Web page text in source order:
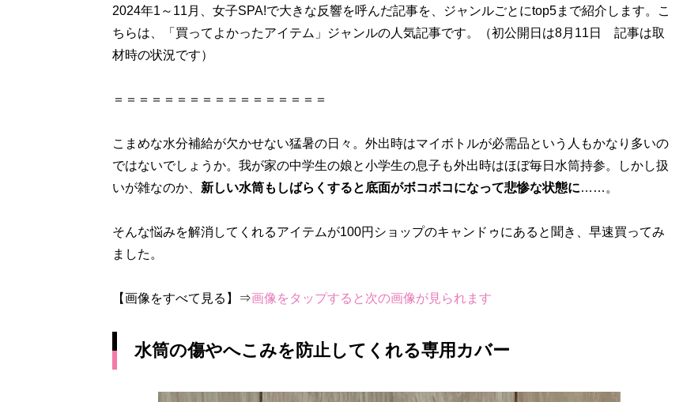
2024年1～11月、女子SPA!で大きな反響を呼んだ記事を、ジャンルごとにtop5まで紹介します。こ
ちらは、「買ってよかったアイテム」ジャンルの人気記事です。（初公開日は8月11日 記事は取
材時の状況です）
＝＝＝＝＝＝＝＝＝＝＝＝＝＝＝＝＝
こまめな水分補給が欠かせない猛暑の日々。外出時はマイボトルが必需品という人もかなり多いの
ではないでしょうか。我が家の中学生の娘と小学生の息子も外出時はほぼ毎日水筒持参。しかし扱
いが雑なのか、 新しい水筒もしばらくすると底面がボコボコになって悲惨な状態に……。
そんな悩みを解消してくれるアイテムが100円ショップのキャンドゥにあると聞き、早速買ってみ
ました。
【画像をすべて見る】⇒画像をタップすると次の画像が見られます
水筒の傷やへこみを防止してくれる専用カバー